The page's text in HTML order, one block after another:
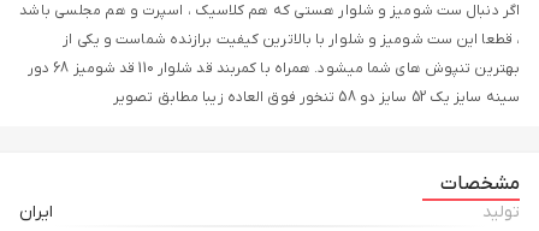
اگر دنبال ست شومیز و شلوار هستی که هم کلاسیک ، اسپرت و هم مجلسی باشد
، قطعا این ست شومیز و شلوار با بالاترین کیفیت برازنده شماست و یکی از
بهترین تنپوش های شما میشود. همراه با کمربند قد شلوار 110 قد شومیز 68 دور
سینه سایز یک 52 سایز دو 58 تنخور فوق العاده زیبا مطابق تصویر
مشخصات
تولید
ایران